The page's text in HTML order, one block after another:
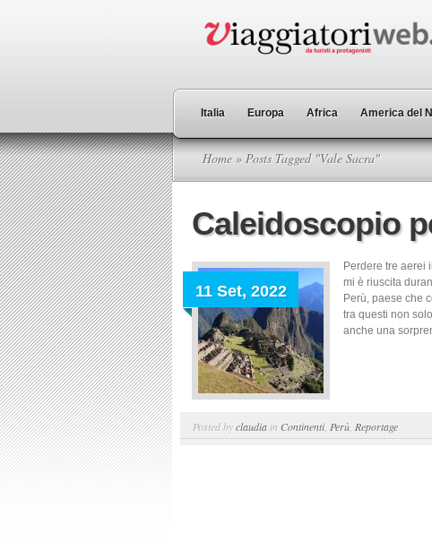
Italia Europa Africa America del
Home » Posts Tagged "Vale Sacra"
Caleidoscopio
11 Set, 2022
Perdere tre aerei
mi è riuscita
Perù, paese che
tra questi non
anche una
Posted byclaudia in Continenti, Perù Reportage